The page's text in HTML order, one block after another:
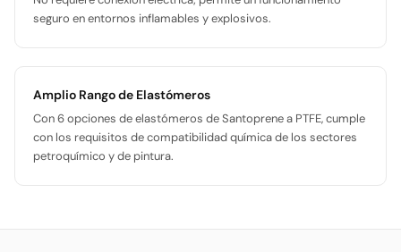
seguro en entornos inflamables y explosivos.
Amplio Rango de Elastómeros
Con 6 opciones de elastómeros de Santoprene a PTFE, cumple
con los requisitos de compatibilidad química de los sectores
petroquímico y de pintura.